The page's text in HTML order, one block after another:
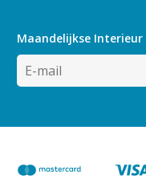
Maandelijkse Interieur